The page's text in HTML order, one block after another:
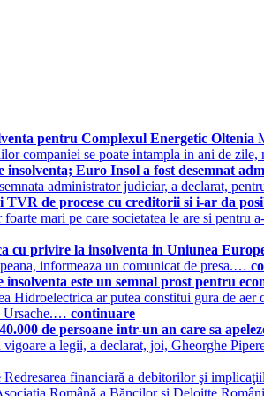
pentru Complexul Energetic Oltenia
companiei se poate intampla in ani de
Euro Insol a fost desemnat
administrator judiciar, a declarat,
de procese cu creditorii si i-ar da
mari pe care societatea le are si pentru
cu privire la insolventa in Uniunea
informeaza un comunicat de presa.…
este un semnal prost pentru
Hidroelectrica ar putea constitui gura de
Ursache.… continuare
de persoane intr-un an care sa
a legii, a declarat, joi, Gheorghe
Redresarea financiară a debitorilor şi
Română a Băncilor şi Deloitte